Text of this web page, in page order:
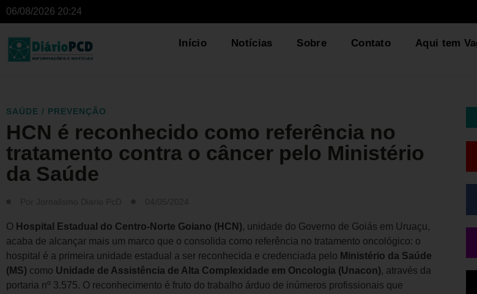
06/08/2026 20:24
Início Notícias Sobre Contato Aqui tem
SAÚDE / PREVENÇÃO
HCN é reconhecido como referência no
tratamento contra o câncer pelo Ministério
da Saúde
O Hospital Estadual do Centro-Norte Goiano (HCN), unidade do Governo de Goiás em Uruaçu,
acaba de alcançar mais um marco que o consolida como referência no tratamento oncológico: o
hospital é a primeira unidade estadual a ser reconhecida e credenciada pelo Ministério da Saúde
(MS) como Unidade de Assistência de Alta Complexidade em Oncologia (Unacon), através da
portaria nº 3.575. O reconhecimento é fruto do trabalho árduo de inúmeros profissionais que